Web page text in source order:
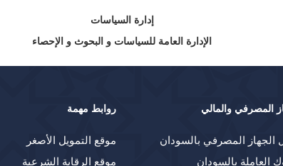
إدارة السياسات
الإدارة العامة للسياسات و البحوث و الإحصاء
المصرفي والمالي
الجهاز المصرفي بالسودان
العاملة بالسودان
روابط مهمة
موقع التمويل الأصغر
موقع الرقابة الشرعية